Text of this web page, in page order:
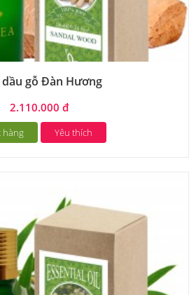
gỗ Đàn Hương
2.110.000 đ
hàng Yêu thích